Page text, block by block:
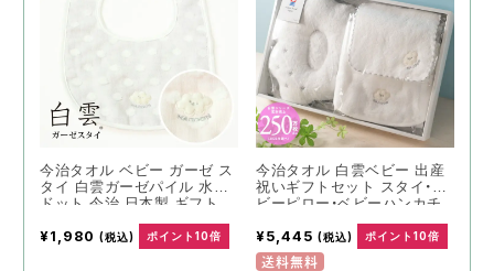
今治タオル ベビー ガーゼ ス
タイ 白雲ガーゼパイル 水玉
ドット 今治 日本製 ギフト
今治ガーゼタオル ガーゼタ
オル ガーゼパイル プレゼン
ト かわいい 日本製 綿100％
¥1,980 (税込) ポイント10倍
今治タオル 白雲ベビー 出産
祝いギフトセット スタイ・ベ
ビーピロー・ベビーハンカチ
ホワイト 箱入り
¥5,445(税込) ポイント10倍
送料無料